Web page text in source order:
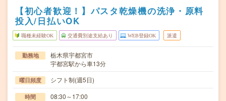
【初心者歓迎！】パスタ乾燥機の洗浄・原料
投入/日払いOK
職種未経験OK 交通費別途支給あり WEB登録OK 派遣
勤務地
栃木県宇都宮市
宇都宮駅から車13分
曜日頻度 シフト制(週5日)
時間 08:30～17:00